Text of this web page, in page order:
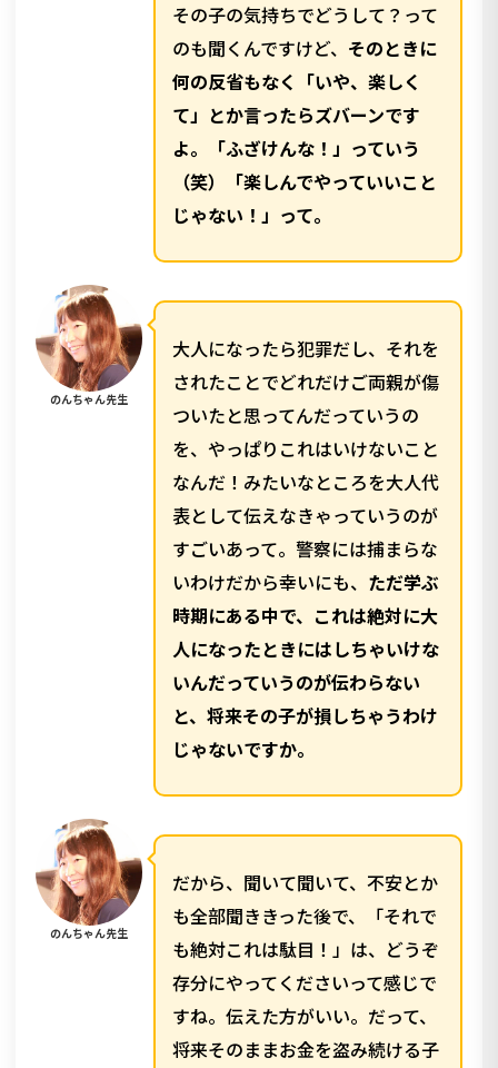
その子の気持ちでどうして？って
のも聞くんですけど、 そのときに
何の反省もなく「いや、楽しく
て」とか言ったらズバーンです
よ。「ふざけんな！」っていう
（笑）「楽しんでやっていいこと
じゃない！」って。
のんちゃん先生
大人になったら犯罪だし、それを
されたことでどれだけご両親が傷
ついたと思ってんだっていうの
を、やっぱりこれはいけないこと
なんだ！みたいなところを大人代
表として伝えなきゃっていうのが
すごいあって。警察には捕まらな
いわけだから幸いにも、 ただ学ぶ
時期にある中で、これは絶対に大
人になったときにはしちゃいけな
いんだっていうのが伝わらない
と、将来その子が損しちゃうわけ
じゃないですか。
のんちゃん先生
だから、聞いて聞いて、不安とか
も全部聞ききった後で、「それで
も絶対これは駄目！」は、どうぞ
存分にやってくださいって感じで
すね。伝えた方がいい。だって、
将来そのままお金を盗み続ける子